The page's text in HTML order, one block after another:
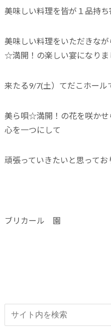
美味しい料理を皆が１品持ち
美味しい料理をいただきな
☆満開！の楽しい宴になりま
来たる9/7(土）てだこホール
美ら唄☆満開！の花を咲かせ
心を一つにして
頑張っていきたいと思ってお
ブリカール 園